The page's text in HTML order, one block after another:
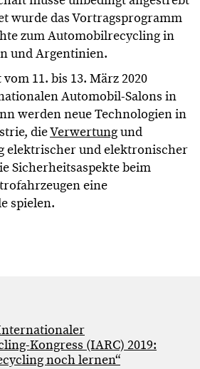
wurde das Vortragsprogramm
zum Automobilrecycling in
und Argentinien.
11. bis 13. März 2020
Automobil-Salons in
werden neue Technologien in
dieVerwertungund
elektrischer und elektronischer
Sicherheitsaspekte beim
eine
spielen.
Kongress (IARC) 2019:
noch lernen“